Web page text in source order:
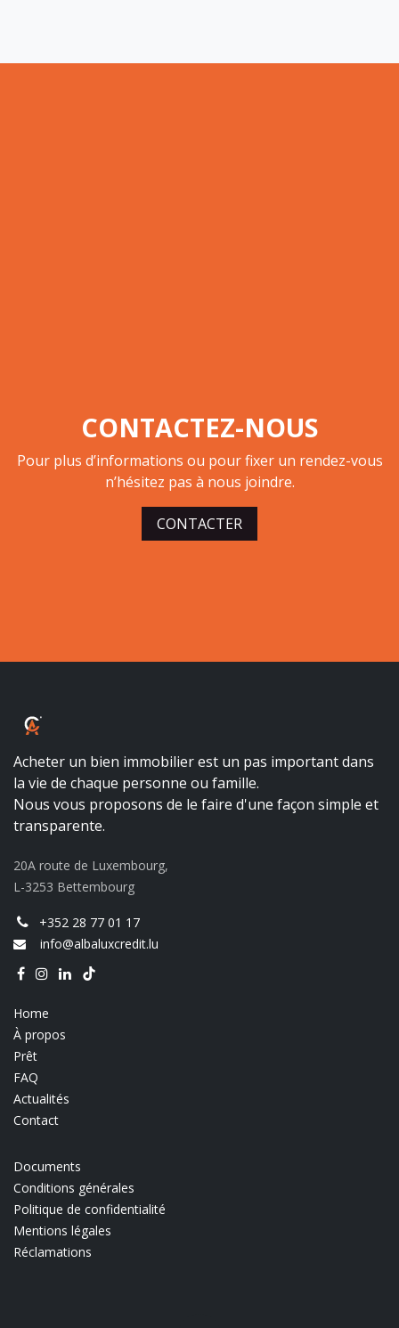
CONTACTEZ-NOUS
Pour plus d’informations ou pour fixer un rendez-vous
n’hésitez pas à nous joindre.
CONTACTER
Acheter un bien immobilier est un pas important dans
la vie de chaque personne ou famille.
Nous vous proposons de le faire d'une façon simple et
transparente.
20A route de Luxembourg,
L-3253 Bettembourg
+352 28 77 01 17
info@albaluxcredit.lu
Home
À propos
Prêt
FAQ
Actualités
Contact
Documents
Conditions générales
Politique de confidentialité
Mentions légales
Réclamations